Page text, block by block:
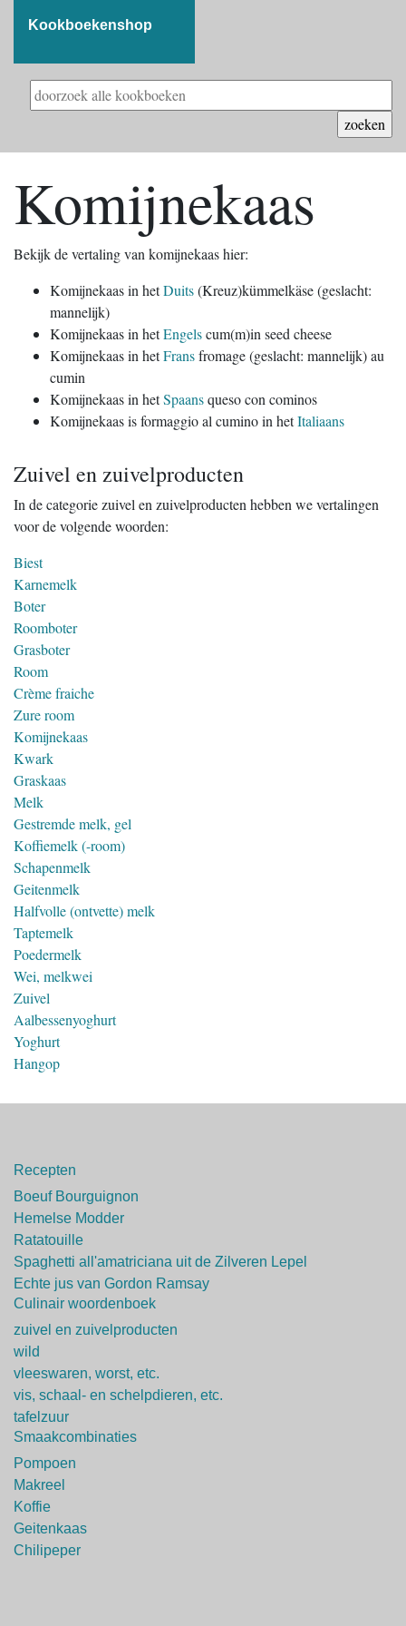
Kookboekenshop
Komijnekaas
Bekijk de vertaling van komijnekaas hier:
Komijnekaas in hetDuits(Kreuz)kümmelkäse (geslacht:
mannelijk)
Komijnekaas in hetEngelscum(m)in seed cheese
Komijnekaas in hetFransfromage (geslacht: mannelijk) au
cumin
Komijnekaas in hetSpaansqueso con cominos
Komijnekaas is formaggio al cumino in hetItaliaans
Zuivel en zuivelproducten
In de categorie zuivel en zuivelproducten hebben we vertalingen
voor de volgende woorden:
Biest
Karnemelk
Boter
Roomboter
Grasboter
Room
Crème fraiche
Zure room
Komijnekaas
Kwark
Graskaas
Melk
Gestremde melk, gel
Koffiemelk (-room)
Schapenmelk
Geitenmelk
Halfvolle (ontvette) melk
Taptemelk
Poedermelk
Wei, melkwei
Zuivel
Aalbessenyoghurt
Yoghurt
Hangop
Recepten
Boeuf Bourguignon
Hemelse Modder
Ratatouille
Spaghetti all'amatriciana uit de Zilveren Lepel
Echte jus van Gordon Ramsay
Culinair woordenboek
zuivel en zuivelproducten
wild
vleeswaren, worst, etc.
vis, schaal- en schelpdieren, etc.
tafelzuur
Smaakcombinaties
Pompoen
Makreel
Koffie
Geitenkaas
Chilipeper